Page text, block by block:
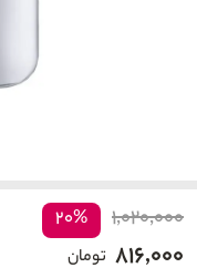
۱,۰۲۰,۰۰۰ ۲۰%
۸۱۶,۰۰۰ تومان